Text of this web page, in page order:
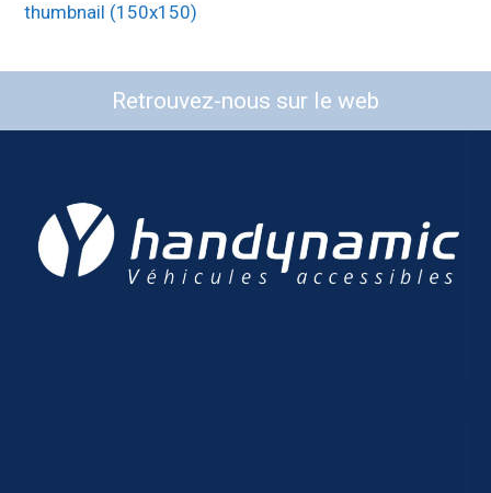
thumbnail (150x150)
Retrouvez-nous sur le web